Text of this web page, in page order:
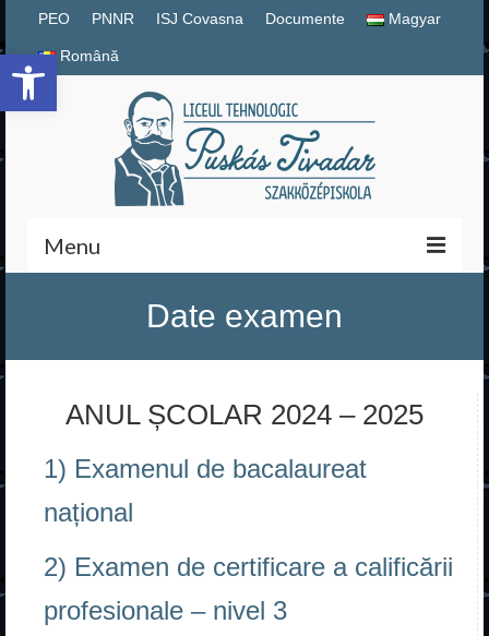
Deschide bara de unelte
PEO PNNR ISJ Covasna Documente Magyar
Română
Menu
PNNR
Fundație
Date examen
ANUL ȘCOLAR 2024 – 2025
1) Examenul de bacalaureat
național
2) Examen de certificare a calificării
profesionale – nivel 3